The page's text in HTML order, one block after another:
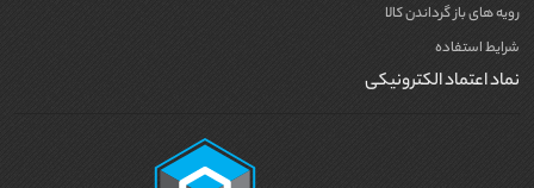
رویه های باز گرداندن کالا
شرایط استفاده
نماد اعتماد الکترونیکی